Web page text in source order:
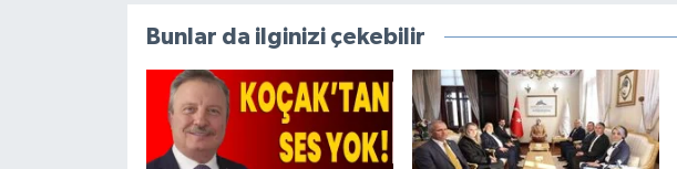
Bunlar da ilginizi çekebilir